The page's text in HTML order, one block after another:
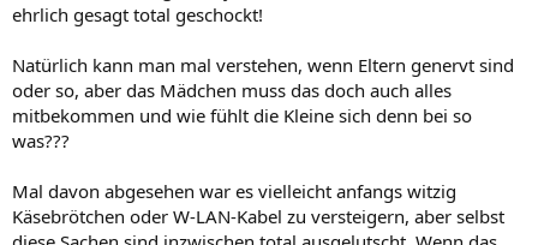
ehrlich gesagt total geschockt!
Natürlich kann man mal verstehen, wenn Eltern genervt sind
oder so, aber das Mädchen muss das doch auch alles
mitbekommen und wie fühlt die Kleine sich denn bei so
was???
Mal davon abgesehen war es vielleicht anfangs witzig
Käsebrötchen oder W-LAN-Kabel zu versteigern, aber selbst